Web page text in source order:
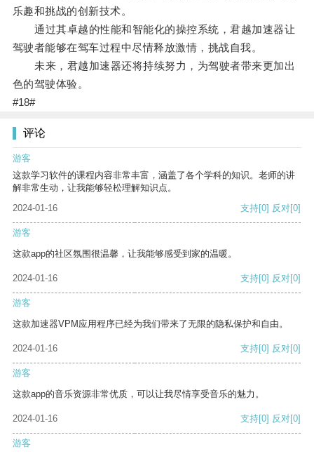
乐趣和挑战的创新技术。
通过其卓越的性能和智能化的操控系统，君越加速器让
驾驶者能够在驾车过程中尽情释放激情，挑战自我。
未来，君越加速器还将持续努力，为驾驶者带来更加出
色的驾驶体验。
#18#
评论
游客
这款学习软件的课程内容非常丰富，涵盖了各个学科的知识。老师的讲
解非常生动，让我能够轻松理解知识点。
2024-01-16
支持[0] 反对[0]
游客
这款app的社区氛围很温馨，让我能够感受到家的温暖。
2024-01-16 支持[0] 反对[0]
游客
这款加速器VPM应用程序已经为我们带来了无限的隐私保护和自由。
2024-01-16 支持[0] 反对[0]
游客
这款app的音乐资源非常优质，可以让我尽情享受音乐的魅力。
2024-01-16 支持[0] 反对[0]
游客